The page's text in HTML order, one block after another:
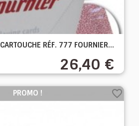
CARTOUCHE RÉF. 777 FOURNIER...
26,40 €
PROMO ! favorite_border